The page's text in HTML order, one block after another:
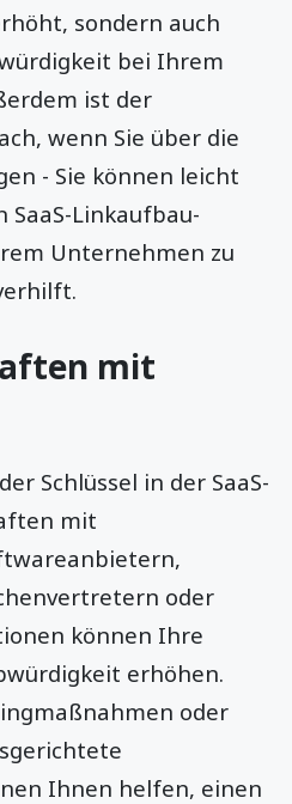
sondern auch
bei Ihrem
ist der
wenn Sie über die
- Sie können leicht
Linkaufbau-
Unternehmen zu
mit
Schlüssel in der SaaS-
mit
oder
können Ihre
erhöhen.
oder
Ihnen helfen, einen